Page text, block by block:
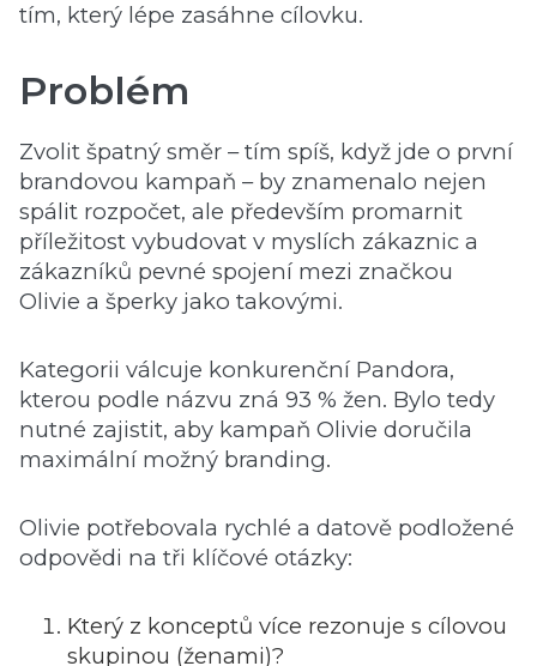
tím, který lépe zasáhne cílovku.
Problém
Zvolit špatný směr – tím spíš, když jde o první
brandovou kampaň – by znamenalo nejen
spálit rozpočet, ale především promarnit
příležitost vybudovat v myslích zákaznic a
zákazníků pevné spojení mezi značkou
Olivie a šperky jako takovými.
Kategorii válcuje konkurenční Pandora,
kterou podle názvu zná 93 % žen. Bylo tedy
nutné zajistit, aby kampaň Olivie doručila
maximální možný branding.
Olivie potřebovala rychlé a datově podložené
odpovědi na tři klíčové otázky:
Který z konceptů více rezonuje s cílovou
skupinou (ženami)?